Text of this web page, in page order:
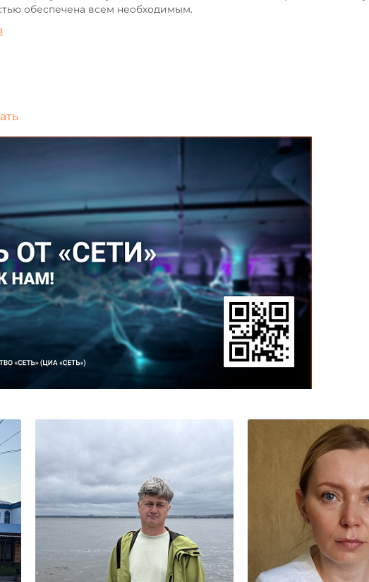
обеспечена всем необходимым.